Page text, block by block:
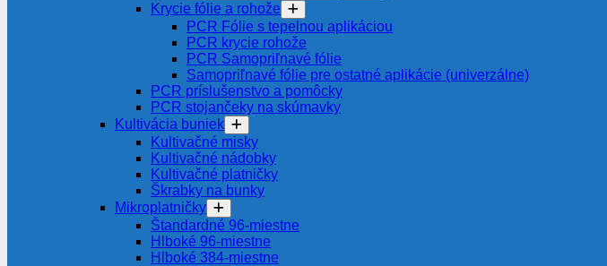
Krycie fólie a rohože
PCR Fólie s tepelnou aplikáciou
PCR krycie rohože
PCR Samopriľnavé fólie
Samopriľnavé fólie pre ostatné aplikácie (univerzálne)
PCR príslušenstvo a pomôcky
PCR stojančeky na skúmavky
Kultivácia buniek
Kultivačné misky
Kultivačné nádobky
Kultivačné platničky
Škrabky na bunky
Mikroplatničky
Štandardné 96-miestne
Hlboké 96-miestne
Hlboké 384-miestne